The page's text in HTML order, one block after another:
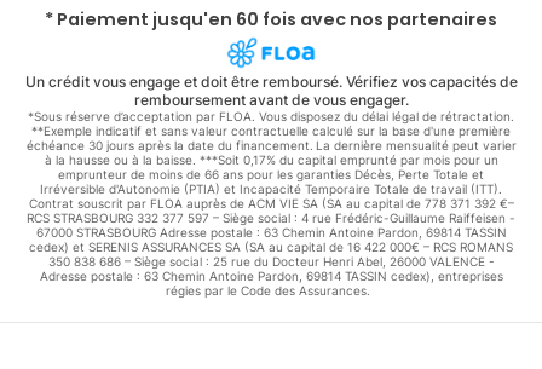
* Paiement jusqu'en 60 fois avec nos partenaires
Un crédit vous engage et doit être remboursé. Vérifiez vos capacités de
remboursement avant de vous engager.
*Sous réserve d’acceptation par FLOA. Vous disposez du délai légal de rétractation.
**Exemple indicatif et sans valeur contractuelle calculé sur la base d'une première
échéance 30 jours après la date du financement. La dernière mensualité peut varier
à la hausse ou à la baisse. ***Soit 0,17% du capital emprunté par mois pour un
emprunteur de moins de 66 ans pour les garanties Décès, Perte Totale et
Irréversible d'Autonomie (PTIA) et Incapacité Temporaire Totale de travail (ITT).
Contrat souscrit par FLOA auprès de ACM VIE SA (SA au capital de 778 371 392 €–
RCS STRASBOURG 332 377 597 – Siège social : 4 rue Frédéric-Guillaume Raiffeisen -
67000 STRASBOURG Adresse postale : 63 Chemin Antoine Pardon, 69814 TASSIN
cedex) et SERENIS ASSURANCES SA (SA au capital de 16 422 000€ – RCS ROMANS
350 838 686 – Siège social : 25 rue du Docteur Henri Abel, 26000 VALENCE -
Adresse postale : 63 Chemin Antoine Pardon, 69814 TASSIN cedex), entreprises
régies par le Code des Assurances.